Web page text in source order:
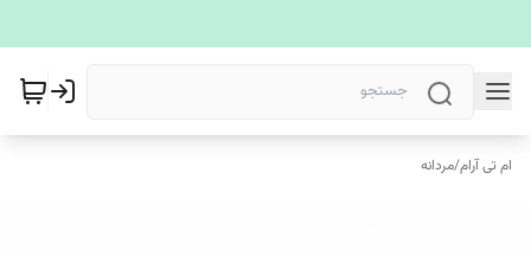
ام تی آرام/مردانه